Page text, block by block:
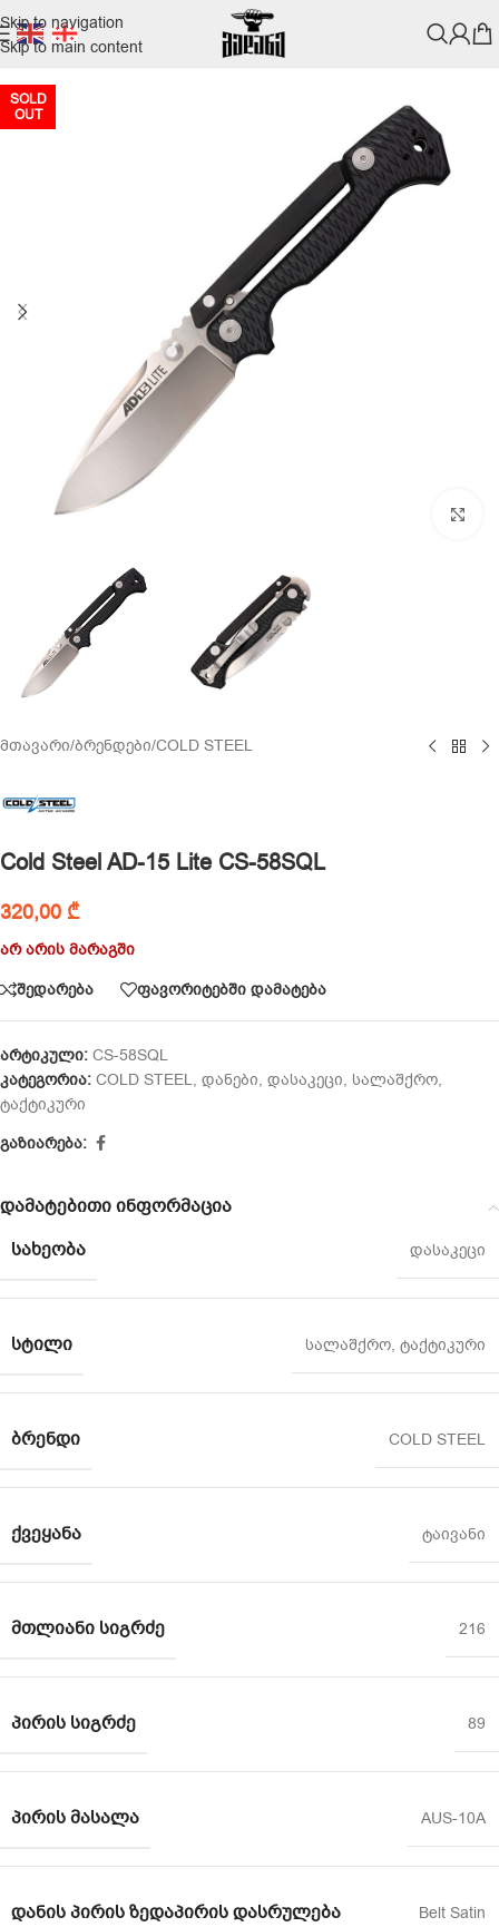
Skip to navigation
Skip to main content
SOLD
OUT
მთავარი/ბრენდები/COLD STEEL
Cold Steel AD-15 Lite CS-58SQL
320,00 ₾
არ არის მარაგში
შედარება
ფავორიტებში დამატება
არტიკული: CS-58SQL
კატეგორია: COLD STEEL, დანები, დასაკეცი, სალაშქრო,
ტაქტიკური
გაზიარება:
დამატებითი ინფორმაცია
ᲡᲐᲮᲔᲝᲑᲐ
დასაკეცი
ᲡᲢᲘᲚᲘ სალაშქრო, ტაქტიკური
ᲑᲠᲔᲜᲓᲘ COLD STEEL
ᲥᲕᲔᲧᲐᲜᲐ ტაივანი
ᲛᲗᲚᲘᲐᲜᲘ ᲡᲘᲒᲠᲫᲔ 216
ᲞᲘᲠᲘᲡ ᲡᲘᲒᲠᲫᲔ 89
ᲞᲘᲠᲘᲡ ᲛᲐᲡᲐᲚᲐ AUS-10A
ᲓᲐᲜᲘᲡ ᲞᲘᲠᲘᲡ ᲖᲔᲓᲐᲞᲘᲠᲘᲡ ᲓᲐᲡᲠᲣᲚᲔᲑᲐ Belt Satin